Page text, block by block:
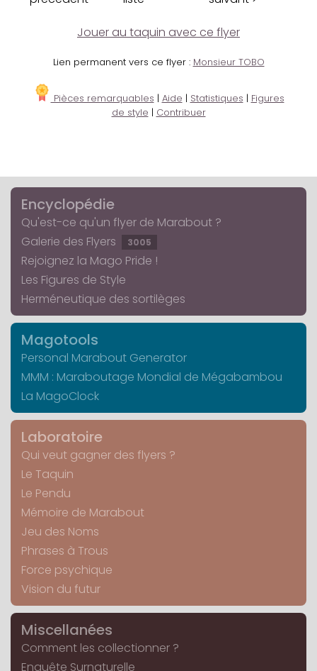
Jouer au taquin avec ce flyer
Lien permanent vers ce flyer : Monsieur TOBO
Pièces remarquables | Aide | Statistiques | Figures
de style | Contribuer
Encyclopédie
Qu'est-ce qu'un flyer de Marabout ?
Galerie des Flyers
3005
Rejoignez la Mago Pride !
Les Figures de Style
Herméneutique des sortilèges
Magotools
Personal Marabout Generator
MMM : Maraboutage Mondial de Mégabambou
La MagoClock
Laboratoire
Qui veut gagner des flyers ?
Le Taquin
Le Pendu
Mémoire de Marabout
Jeu des Noms
Phrases à Trous
Force psychique
Vision du futur
Miscellanées
Comment les collectionner ?
Enquête Surnaturelle